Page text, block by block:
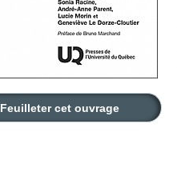
Feuilleter cet ouvrage